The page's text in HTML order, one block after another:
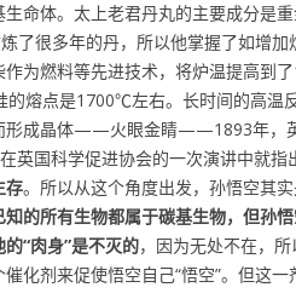
命体。太上老君丹丸的主要成分是
了很多年的丹，所以他掌握了如增
作为燃料等先进技术，将炉温提高到
熔点是1700℃左右。长时间的高温
形成晶体——火眼金睛——1893年，英
英国科学促进协会的一次演讲中就指
存。所以从这个角度出发，孙悟空其
知的所有生物都属于碳基生物，但孙
“肉身”是不灭的，因为无处不在，
化剂来促使悟空自己“悟空”。但这